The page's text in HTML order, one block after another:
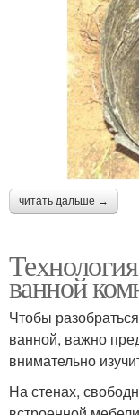
читать дальше →
ванной
Чтобы
ванной, важно
внимательно
На стенах,